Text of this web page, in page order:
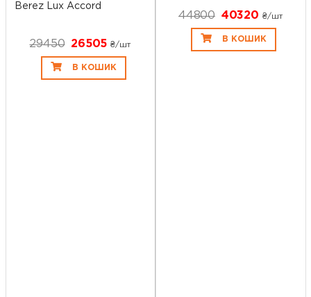
Berez Lux Accord
29450 26505₴/шт
В КОШИК
44800 40320 ₴/шт
В КОШИК